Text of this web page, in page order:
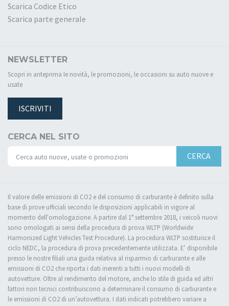
Scarica Codice Etico
Scarica parte generale
NEWSLETTER
Scopri in anteprima le novità, le promozioni, le occasioni su auto nuove e
usate
ISCRIVITI
CERCA NEL SITO
CERCA
Il valore delle emissioni di CO2 e del consumo di carburante è definito sulla
base di prove ufficiali secondo le disposizioni applicabili in vigore al
momento dell'omologazione. A partire dal 1° settembre 2018, i veicoli nuovi
sono omologati ai sensi della procedura di prova WLTP (Worldwide
Harmonized Light Vehicles Test Procedure). La procedura WLTP sostituisce il
ciclo NEDC, la procedura di prova precedentemente utilizzata. E’ disponibile
presso le nostre filiali una guida relativa al risparmio di carburante e alle
emissioni di CO2 che riporta i dati inerenti a tutti i nuovi modelli di
autovetture. Oltre al rendimento del motore, anche lo stile di guida ed altri
fattori non tecnici contribuiscono a determinare il consumo di carburante e
le emissioni di CO2 di un’autovettura. I dati indicati potrebbero variare a